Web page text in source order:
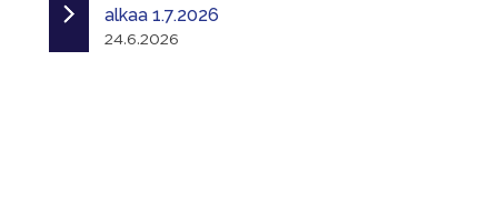
alkaa 1.7.2026
24.6.2026